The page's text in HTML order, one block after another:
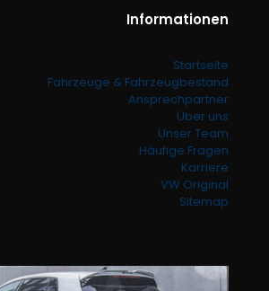
Informationen
Startseite
Fahrzeuge & Fahrzeugbestand
Ansprechpartner
Über uns
Unser Team
Häufige Fragen
Karriere
VW Original
Sitemap